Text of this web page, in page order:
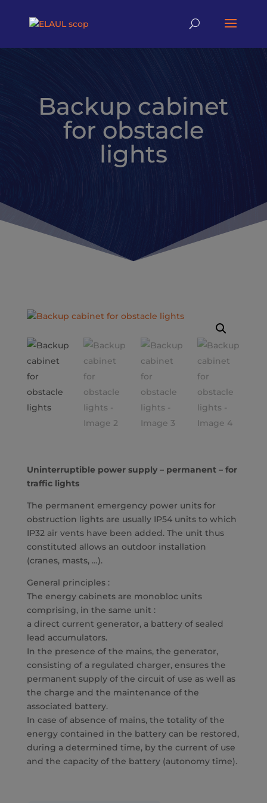
Backup cabinet
for obstacle
lights
Uninterruptible power supply – permanent – for
traffic lights
The permanent emergency power units for
obstruction lights are usually IP54 units to which
IP32 air vents have been added. The unit thus
constituted allows an outdoor installation
(cranes, masts, …).
General principles :
The energy cabinets are monobloc units
comprising, in the same unit :
a direct current generator, a battery of sealed
lead accumulators.
In the presence of the mains, the generator,
consisting of a regulated charger, ensures the
permanent supply of the circuit of use as well as
the charge and the maintenance of the
associated battery.
In case of absence of mains, the totality of the
energy contained in the battery can be restored,
during a determined time, by the current of use
and the capacity of the battery (autonomy time).